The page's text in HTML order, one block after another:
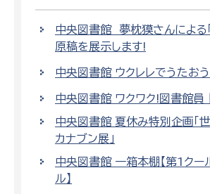
中央図書館 夢枕獏さんによる
原稿を展示します!
中央図書館 ウクレレでうたおう
中央図書館 ワクワク!図書館員
中央図書館 夏休み特別企画「世
カナブン展」
中央図書館 一箱本棚【第1クー
ル】